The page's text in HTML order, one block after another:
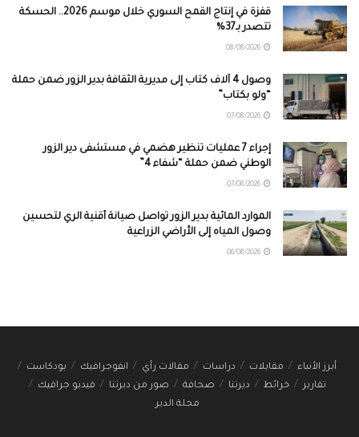
قفزة في إنتاج القمح السوري خلال موسم 2026.. الحسكة
تتصدر بـ37%
وصول 4 آلاف كتاب إلى مديرية الثقافة بدير الزور ضمن حملة
“ولو بكتاب”
إجراء 7 عمليات تنظير هضمي في مستشفى دير الزور
الوطني ضمن حملة “شفاء 4”
الموارد المائية بدير الزور تواصل صيانة أقنية الري لتحسين
وصول المياه إلى الأراضي الزراعية
أبرز الأنباء مقابلات دراسات مقالات رأي انفوجرافيك
بودكاست
تقارير
خرائط ديرتنا صحافة صور من ديرتنا
فيديو جرافيك
مجلة الدير